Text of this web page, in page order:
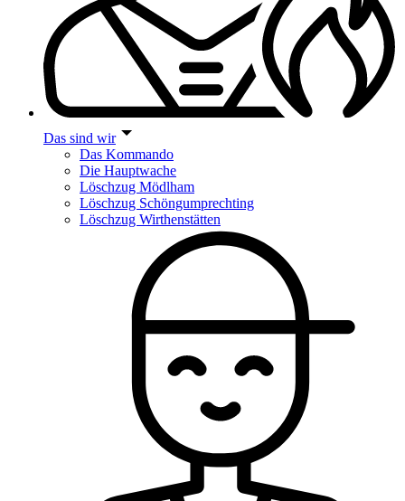
Das sind wir
Das Kommando
Die Hauptwache
Löschzug Mödlham
Löschzug Schöngumprechting
Löschzug Wirthenstätten